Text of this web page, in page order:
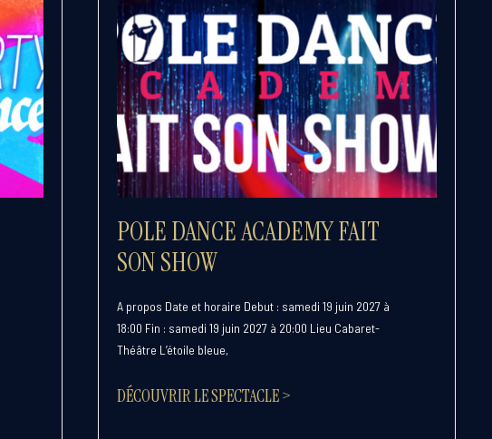
POLE DANCE ACADEMY FAIT
SON SHOW
A propos Date et horaire Debut : samedi 19 juin 2027 à
18:00 Fin : samedi 19 juin 2027 à 20:00 Lieu Cabaret-
Théâtre L’étoile bleue,
DÉCOUVRIR LE SPECTACLE >